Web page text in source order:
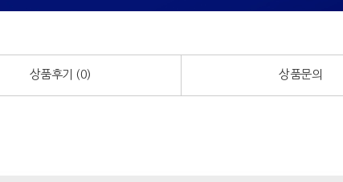
상품후기 (0) 상품문의